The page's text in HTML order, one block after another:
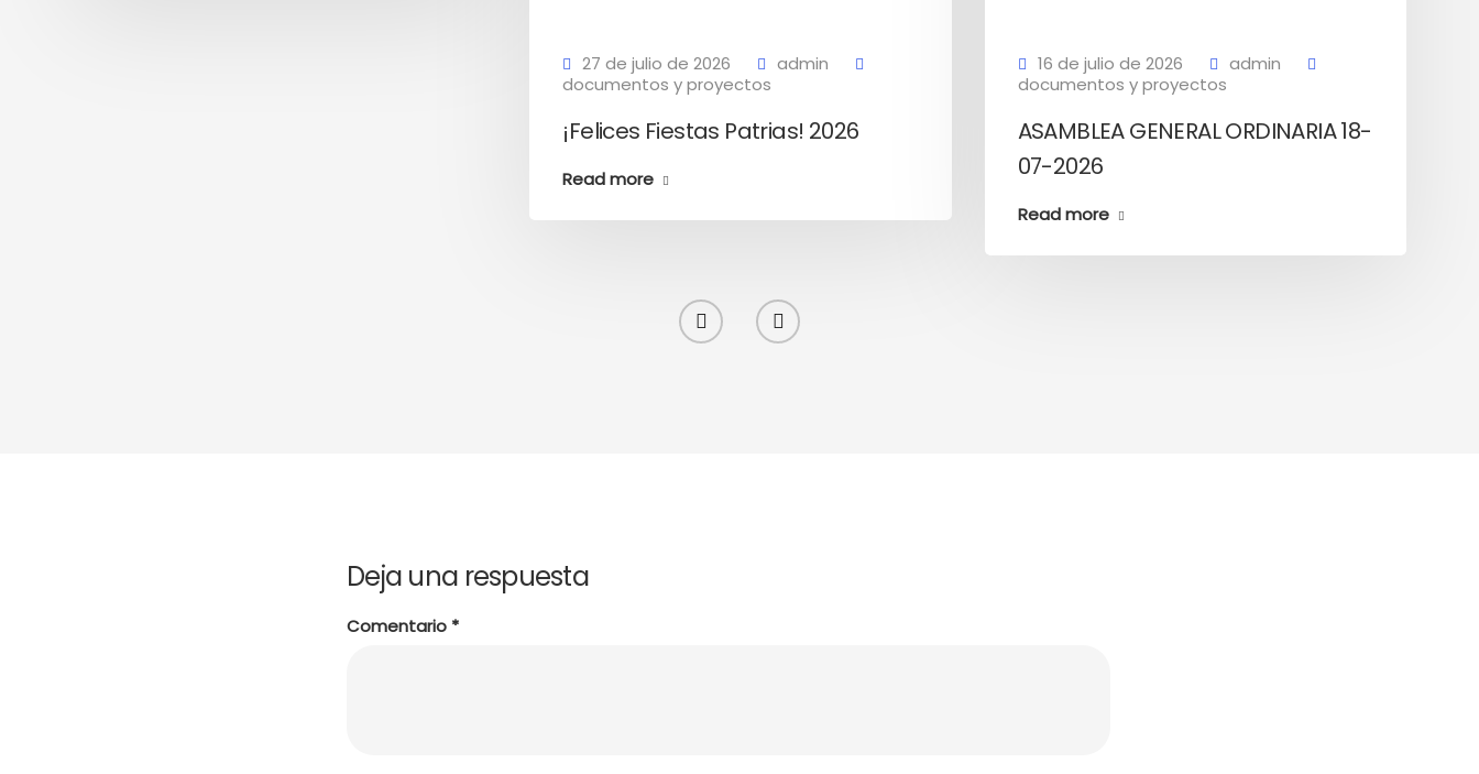
27 de julio de 2026
admin
documentos y proyectos
¡Felices Fiestas Patrias! 2026
Read more
16 de julio de 2026
admin
documentos y proyectos
ASAMBLEA GENERAL ORDINARIA 18-
07-2026
Read more
Deja una respuesta
Comentario *